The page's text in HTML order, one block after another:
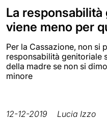
La
viene meno per
Per la Cassazione, non si
responsabilità genitoriale
della madre se non si
minore
12-12-2019 Lucia Izzo